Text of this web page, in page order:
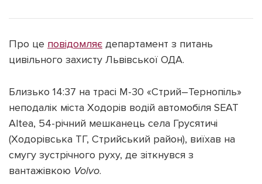
[email protected] Реклама на сайті
Наші соц мережі
Підтримати dyvys.info
Про це повідомляє департамент з питань
цивільного захисту Львівської ОДА.
Близько 14:37 на трасі М-30 «Стрий–Тернопіль»
неподалік міста Ходорів водій автомобіля SEAT
Altea, 54-річний мешканець села Грусятичі
(Ходорівська ТГ, Стрийський район), виїхав на
смугу зустрічного руху, де зіткнувся з
вантажівкою Volvo.